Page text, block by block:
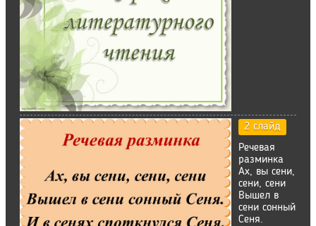
2 слайд
Речевая
разминка
Ах, вы сени,
сени, сени
Вышел в
сени сонный
Сеня.